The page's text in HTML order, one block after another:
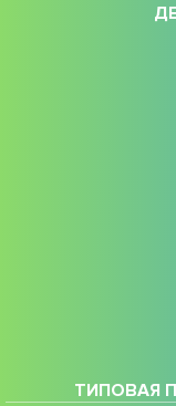
ТИПОВАЯ